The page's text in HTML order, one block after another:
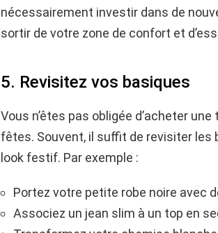
nécessairement investir dans de
sortir de votre zone de confort et
5. Revisitez vos basiques
Vous n’êtes pas obligée d’acheter
fêtes. Souvent, il suffit de revisiter les
look festif. Par exemple :
Portez votre petite robe noire avec
Associez un jean slim à un top en